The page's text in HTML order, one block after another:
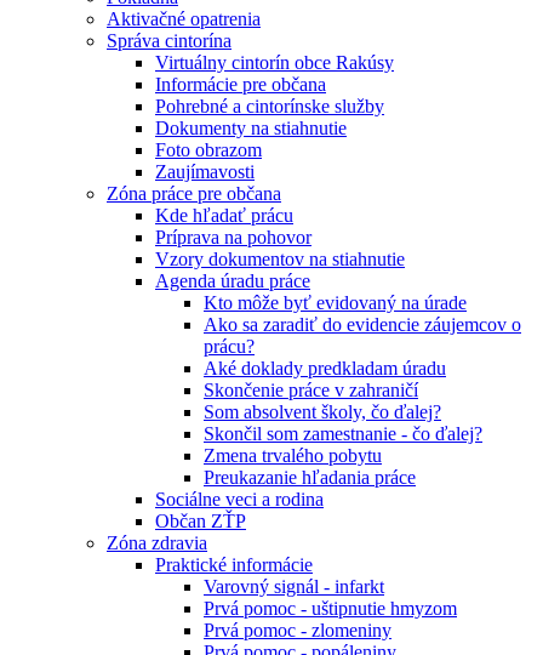
Aktivačné opatrenia
Správa cintorína
Virtuálny cintorín obce Rakúsy
Informácie pre občana
Pohrebné a cintorínske služby
Dokumenty na stiahnutie
Foto obrazom
Zaujímavosti
Zóna práce pre občana
Kde hľadať prácu
Príprava na pohovor
Vzory dokumentov na stiahnutie
Agenda úradu práce
Kto môže byť evidovaný na úrade
Ako sa zaradiť do evidencie záujemcov o
prácu?
Aké doklady predkladam úradu
Skončenie práce v zahraničí
Som absolvent školy, čo ďalej?
Skončil som zamestnanie - čo ďalej?
Zmena trvalého pobytu
Preukazanie hľadania práce
Sociálne veci a rodina
Občan ZŤP
Zóna zdravia
Praktické informácie
Varovný signál - infarkt
Prvá pomoc - uštipnutie hmyzom
Prvá pomoc - zlomeniny